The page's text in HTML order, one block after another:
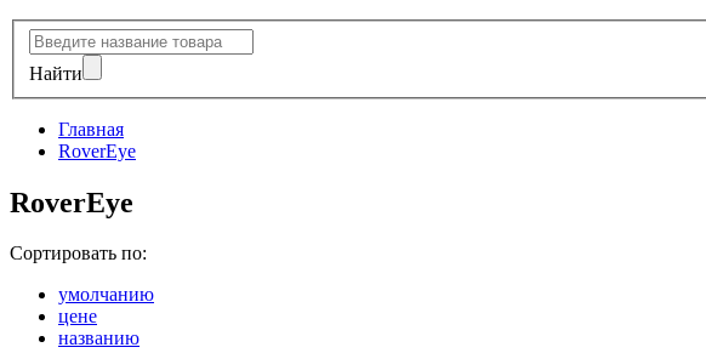
Найти
Главная
RoverEye
RoverEye
Сортировать по:
умолчанию
цене
названию